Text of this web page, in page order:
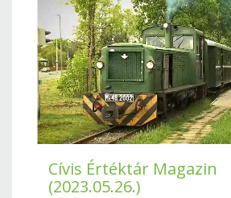
Cívis Értéktár Magazin
(2023.05.26.)